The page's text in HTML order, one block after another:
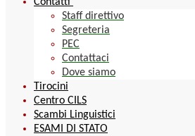
Contatti
Staff direttivo
Segreteria
PEC
Contattaci
Dove siamo
Tirocini
Centro CILS
Scambi Linguistici
ESAMI DI STATO